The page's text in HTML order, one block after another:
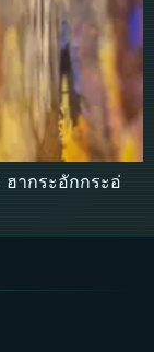
ฮากระอักกระอ่